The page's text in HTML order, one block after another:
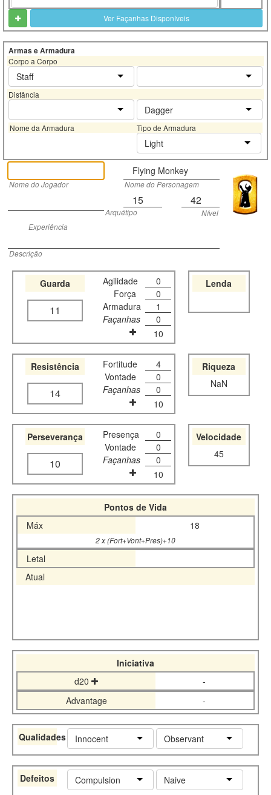
Ver Façanhas Disponíveis
Armas e Armadura
Corpo a Corpo
Staff
Distância
Dagger
Nome da Armadura Tipo de Armadura
Light
Flying Monkey
Nome do Jogador Nome do Personagem
15 42
Arquétipo
Nível
Experiência
Descrição
Guarda
11
Agilidade
0
Força
0
Armadura
1
Façanhas
0
10
Lenda
Resistência
14
Fortitude
4
Vontade
0
Façanhas
0
10
Riqueza
NaN
Perseverança
10
Presença
0
Vontade
0
Façanhas
0
10
Velocidade
45
Pontos de Vida
Máx
18
2 x (Fort+Vont+Pres)+10
Letal
Atual
Iniciativa
d20
-
Advantage
-
Qualidades Innocent Observant
Defeitos Compulsion Naive